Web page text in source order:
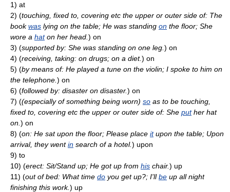
1) at
2) (touching, fixed to, covering etc the upper or outer side of: The
bookwas lying on the table; He was standing on the floor; She
wore a haton her head. ) on
3) (supported by: She was standing on one leg. ) on
4) (receiving, taking: on drugs; on a diet.) on
5) (by means of: He played a tune on the violin; I spoke to him on
the telephone. ) on
6) (followed by: disaster on disaster.) on
7) ((especially of something being worn) so as to be touching,
fixed to, covering etc the upper or outer side of: She puther hat
on. ) on
8) (on: He sat upon the floor; Please place itupon the table; Upon
arrival, they wentin search of a hotel.) upon
9) to
10) (erect: Sit/Stand up; He got up from his chair.) up
11) (out of bed: What time do you get up?; I'llbe up all night
finishing this work.) up